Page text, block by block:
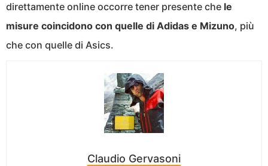
direttamente online occorre tener presente che le
misure coincidono con quelle di Adidas e Mizuno, più
che con quelle di Asics.
Claudio Gervasoni